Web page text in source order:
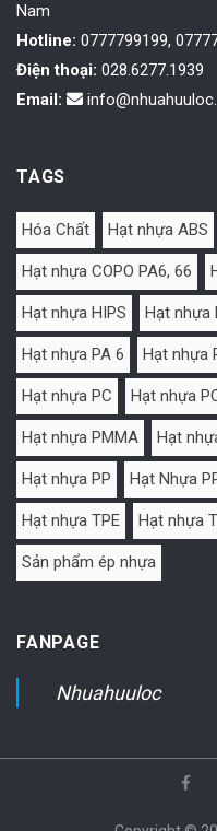
Nam
Hotline: 0777799199,
Điện thoại: 028.6277.1939
Email:
TAGS
Hóa Chất Hạt nhựa ABS
Hạt nhựa COPO PA6, 66
Hạt nhựa HIPS Hạt nhựa
Hạt nhựa PA 6 Hạt nhựa
Hạt nhựa PC Hạt nhựa
Hạt nhựa PMMA Hạt
Hạt nhựa PP Hạt Nhựa
Hạt nhựa TPE Hạt nhựa
Sản phẩm ép nhựa
FANPAGE
Nhuahuuloc